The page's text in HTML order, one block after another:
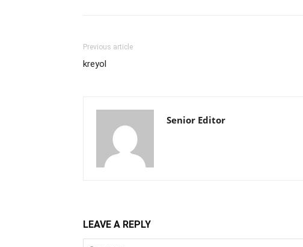
Previous article
kreyol
Senior Editor
LEAVE A REPLY